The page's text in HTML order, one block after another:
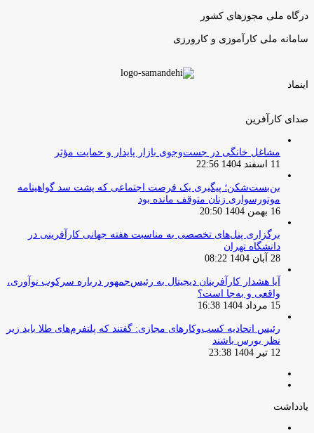
درگاه ملی مجوزهای کشور
سامانه ملی کارآموزی و کارورزی
اینماد
صدای کارآفرین
مشاغل خانگی در جست‌وجوی بازار پایدار و حمایت مؤثر
11 اسفند 1404 22:56
بن‌بست‌شکن؛ پیگیری یک فرصت اجتماعی که پشت سد گواهینامه
موتورسواری زنان متوقف مانده بود
16 بهمن 1404 20:50
برگزاری پنل‌های تخصصی به مناسبت هفته جهانی کارآفرینی در
دانشگاه تهران
28 آبان 1404 08:22
آیا هشدار کارآفرینان دیجیتال به رئیس‌جمهور درباره سرکوب نوآوری،
واقعی و به‌جا است؟
15 مرداد 1404 16:38
‏رئیس اتحادیه کسب‌وکارهای مجازی: گفتند که پلتفرم‌های طلا باید زیر
نظر بورس باشند
12 تیر 1404 23:38
یادداشت